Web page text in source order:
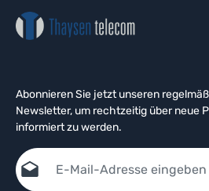
Abonnieren Sie jetzt unseren
Newsletter, um rechtzeitig über neue
informiert zu werden.
E-Mail-Adresse*